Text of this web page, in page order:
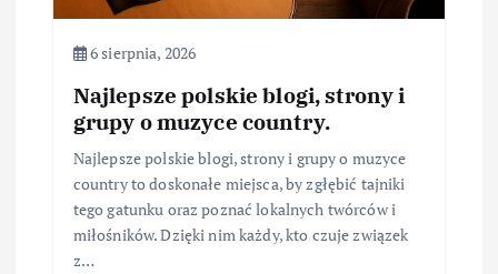
6 sierpnia, 2026
Najlepsze polskie blogi, strony i
grupy o muzyce country.
Najlepsze polskie blogi, strony i grupy o muzyce
country to doskonałe miejsca, by zgłębić tajniki
tego gatunku oraz poznać lokalnych twórców i
miłośników. Dzięki nim każdy, kto czuje związek
z…